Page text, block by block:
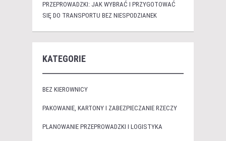
PRZEPROWADZKI: JAK WYBRAĆ I PRZYGOTOWAĆ
SIĘ DO TRANSPORTU BEZ NIESPODZIANEK
KATEGORIE
BEZ KIEROWNICY
PAKOWANIE, KARTONY I ZABEZPIECZANIE RZECZY
PLANOWANIE PRZEPROWADZKI I LOGISTYKA